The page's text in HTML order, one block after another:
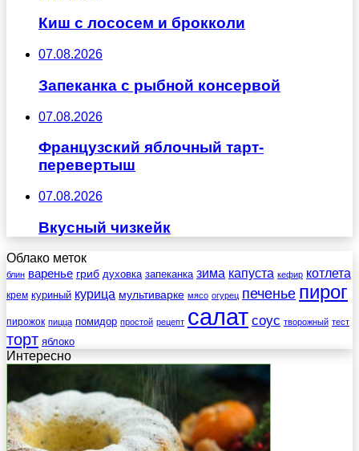
Киш с лососем и брокколи
07.08.2026
Запеканка с рыбной консервой
07.08.2026
Французский яблочный тарт-
перевертыш
07.08.2026
Вкусный чизкейк
Облако меток
блин варенье гриб духовка запеканка зима капуста кефир котлета
крем куриный курица мультиварке мясо огурец печенье пирог
пирожок пицца помидор простой рецепт салат соус творожный тест
торт яблоко
Интересно